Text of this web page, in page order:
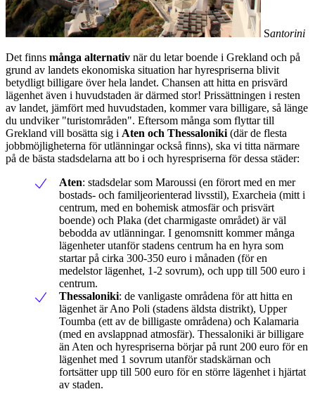
Santorini
Det finns många alternativ när du letar boende i Grekland och på
grund av landets ekonomiska situation har hyrespriserna blivit
betydligt billigare över hela landet. Chansen att hitta en prisvärd
lägenhet även i huvudstaden är därmed stor! Prissättningen i resten
av landet, jämfört med huvudstaden, kommer vara billigare, så länge
du undviker "turistområden". Eftersom många som flyttar till
Grekland vill bosätta sig i Aten och Thessaloniki (där de flesta
jobbmöjligheterna för utlänningar också finns), ska vi titta närmare
på de bästa stadsdelarna att bo i och hyrespriserna för dessa städer:
Aten: stadsdelar som Maroussi (en förort med en mer
bostads- och familjeorienterad livsstil), Exarcheia (mitt i
centrum, med en bohemisk atmosfär och prisvärt
boende) och Plaka (det charmigaste området) är väl
bebodda av utlänningar. I genomsnitt kommer många
lägenheter utanför stadens centrum ha en hyra som
startar på cirka 300-350 euro i månaden (för en
medelstor lägenhet, 1-2 sovrum), och upp till 500 euro i
centrum.
Thessaloniki: de vanligaste områdena för att hitta en
lägenhet är Ano Poli (stadens äldsta distrikt), Upper
Toumba (ett av de billigaste områdena) och Kalamaria
(med en avslappnad atmosfär). Thessaloniki är billigare
än Aten och hyrespriserna börjar på runt 200 euro för en
lägenhet med 1 sovrum utanför stadskärnan och
fortsätter upp till 500 euro för en större lägenhet i hjärtat
av staden.